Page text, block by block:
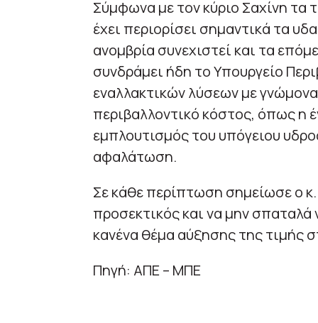
Σύμφωνα με τον κύριο Σαχίνη τα
έχει περιορίσει σημαντικά τα
ανομβρία συνεχιστεί και τα
συνδράμει ήδη το Υπουργείο
εναλλακτικών λύσεων με
περιβαλλοντικό κόστος, όπως η
εμπλουτισμός του υπόγειου
αφαλάτωση.
Σε κάθε περίπτωση σημείωσε ο
προσεκτικός και να μην σπαταλά
κανένα θέμα αύξησης της τιμής
Πηγή: ΑΠΕ – ΜΠΕ